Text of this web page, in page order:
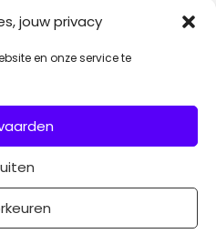
jouw privacy
en onze service te